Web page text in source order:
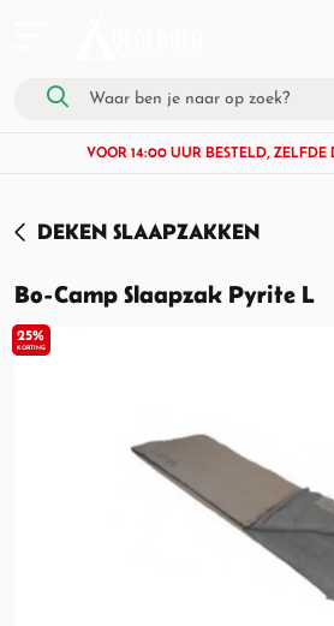
VOOR 14:00 UUR BESTELD, ZELFDE
DEKEN SLAAPZAKKEN
25%
KORTING
Bo-Camp Slaapzak Pyrite L